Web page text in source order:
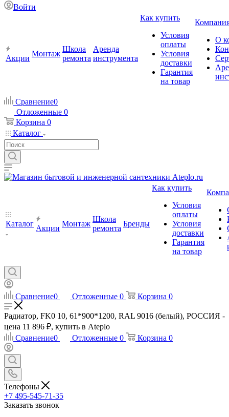
Войти
Акции
Монтаж
Школа
ремонта
Аренда
инструмента
Как купить
Условия
оплаты
Условия
доставки
Гарантия
на товар
О
Сравнение0
Отложенные 0
Корзина 0
Каталог
Каталог
Акции
Монтаж
Школа
ремонта
Бренды
Как купить
Условия
оплаты
Условия
доставки
Гарантия
на товар
Сравнение0 Отложенные 0 Корзина 0
Радиатор, FK0 10, 61*900*1200, RAL 9016 (белый), РОССИЯ -
цена 11 896 ₽, купить в Ateplo
Сравнение0 Отложенные 0 Корзина 0
Телефоны
+7 495-545-71-35
Заказать звонок